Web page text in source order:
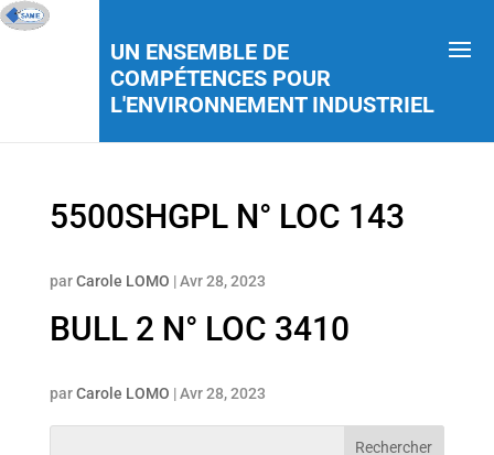
UN ENSEMBLE DE
COMPÉTENCES POUR
L'ENVIRONNEMENT INDUSTRIEL
5500SHGPL N° LOC 143
parCarole LOMO |Avr 28, 2023
BULL 2 N° LOC 3410
parCarole LOMO |Avr 28, 2023